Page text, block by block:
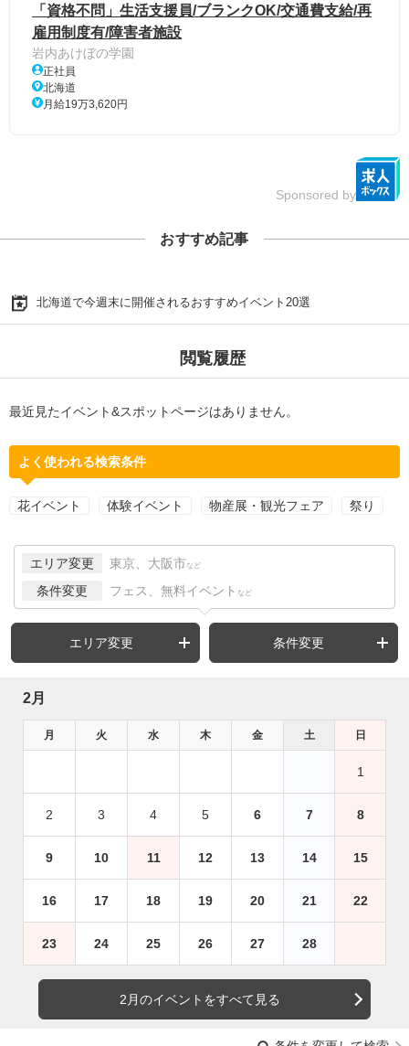
「資格不問」生活支援員/ブランクOK/交通費支給/再
雇用制度有/障害者施設
岩内あけぼの学園
正社員
北海道
月給19万3,620円
Sponsored by
おすすめ記事
北海道で今週末に開催されるおすすめイベント20選
閲覧履歴
最近見たイベント&スポットページはありません。
よく使われる検索条件
花イベント 体験イベント 物産展・観光フェア 祭り
エリア変更 東京、大阪市 など
条件変更 フェス、無料イベント など
エリア変更 条件変更
2月
月 火 水 木 金 土 日
1
2 3 4 5 6 7 8
9 10 11 12 13 14 15
16 17 18 19 20 21 22
23 24 25 26 27 28
2月のイベントをすべて見る